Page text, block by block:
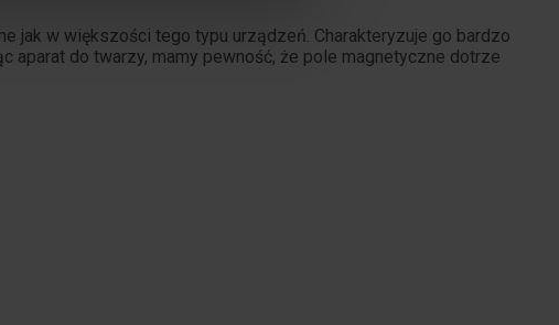
jak w większości tego typu urządzeń. Charakteryzuje go bardzo
aparat do twarzy, mamy pewność, że pole magnetyczne dotrze